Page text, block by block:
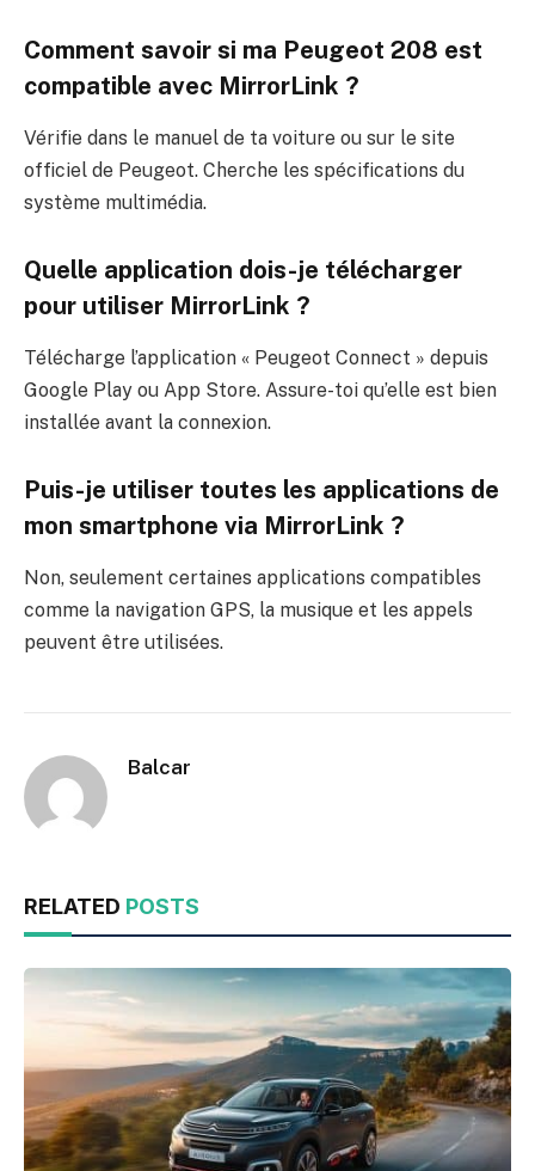
Comment savoir si ma Peugeot 208 est
compatible avec MirrorLink ?
Vérifie dans le manuel de ta voiture ou sur le site
officiel de Peugeot. Cherche les spécifications du
système multimédia.
Quelle application dois-je télécharger
pour utiliser MirrorLink ?
Télécharge l’application « Peugeot Connect » depuis
Google Play ou App Store. Assure-toi qu’elle est bien
installée avant la connexion.
Puis-je utiliser toutes les applications de
mon smartphone via MirrorLink ?
Non, seulement certaines applications compatibles
comme la navigation GPS, la musique et les appels
peuvent être utilisées.
Balcar
RELATED POSTS